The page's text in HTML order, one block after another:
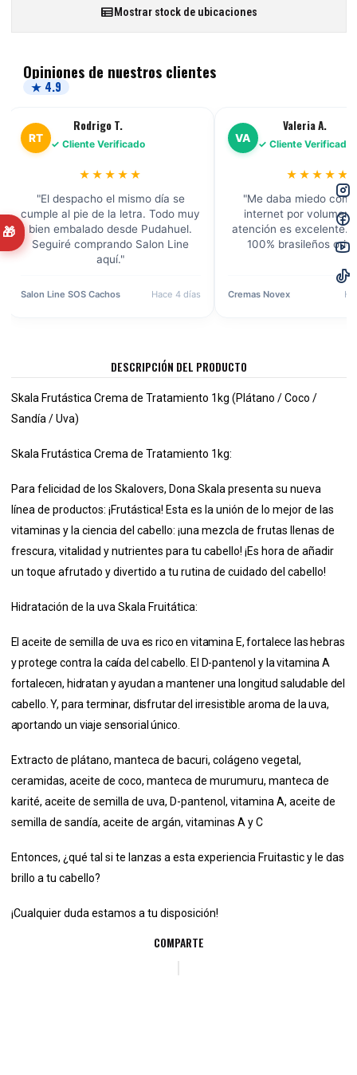
🎁
Mostrar stock de ubicaciones
Opiniones de nuestros clientes
★ 4.9
RT
Rodrigo T.
✓ Cliente Verificado
★★★★★
"El despacho el mismo día se
cumple al pie de la letra. Todo muy
bien embalado desde Pudahuel.
Seguiré comprando Salon Line
aquí."
Salon Line SOS Cachos Hace 4 días
VA
Valeria A.
✓ Cliente Verificado
★★★★★
"Me daba miedo
internet por volumen,
atención es excelente.
100% brasileños
Cremas Novex
DESCRIPCIÓN DEL PRODUCTO
Skala Frutástica Crema de Tratamiento 1kg (Plátano / Coco /
Sandía / Uva)
Skala Frutástica Crema de Tratamiento 1kg:
Para felicidad de los Skalovers, Dona Skala presenta su nueva
línea de productos: ¡Frutástica! Esta es la unión de lo mejor de las
vitaminas y la ciencia del cabello: ¡una mezcla de frutas llenas de
frescura, vitalidad y nutrientes para tu cabello! ¡Es hora de añadir
un toque afrutado y divertido a tu rutina de cuidado del cabello!
Hidratación de la uva Skala Fruitática:
El aceite de semilla de uva es rico en vitamina E, fortalece las hebras
y protege contra la caída del cabello. El D-pantenol y la vitamina A
fortalecen, hidratan y ayudan a mantener una longitud saludable del
cabello. Y, para terminar, disfrutar del irresistible aroma de la uva,
aportando un viaje sensorial único.
Extracto de plátano, manteca de bacuri, colágeno vegetal,
ceramidas, aceite de coco, manteca de murumuru, manteca de
karité, aceite de semilla de uva, D-pantenol, vitamina A, aceite de
semilla de sandía, aceite de argán, vitaminas A y C
Entonces, ¿qué tal si te lanzas a esta experiencia Fruitastic y le das
brillo a tu cabello?
¡Cualquier duda estamos a tu disposición!
COMPARTE